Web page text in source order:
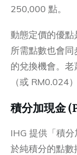
250,000 點。
動態定價的優
所需點數也會
的兌換機會。
（或 RM0.024
積分加現金
IHG 提供「積
於純積分的點